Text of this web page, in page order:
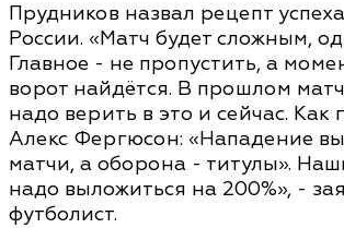
Прудников назвал рецепт
России. «Матч будет сложным,
Главное - не пропустить, а
ворот найдётся. В прошлом
надо верить в это и сейчас. Как
Алекс Фергюсон: «Нападение
матчи, а оборона - титулы».
надо выложиться на 200%», -
футболист.